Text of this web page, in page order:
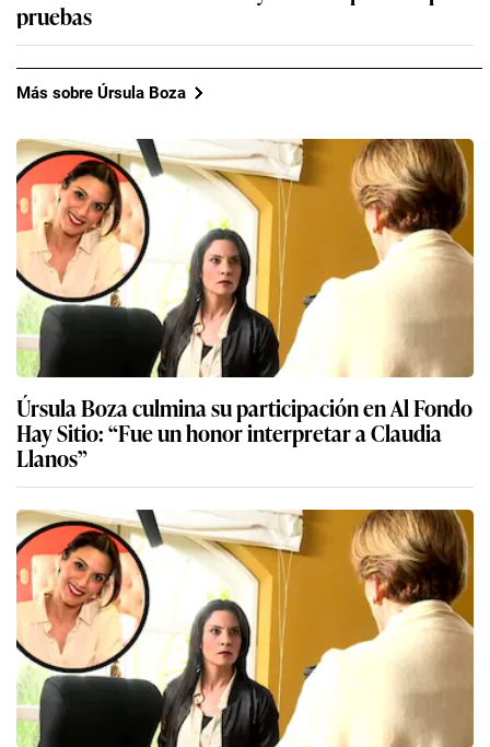
pruebas
Más sobre Úrsula Boza
Úrsula Boza culmina su participación en Al Fondo
Hay Sitio: “Fue un honor interpretar a Claudia
Llanos”